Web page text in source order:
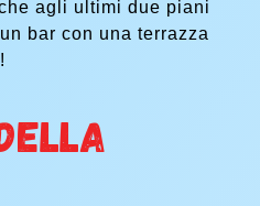
agli ultimi due piani
bar con una terrazza